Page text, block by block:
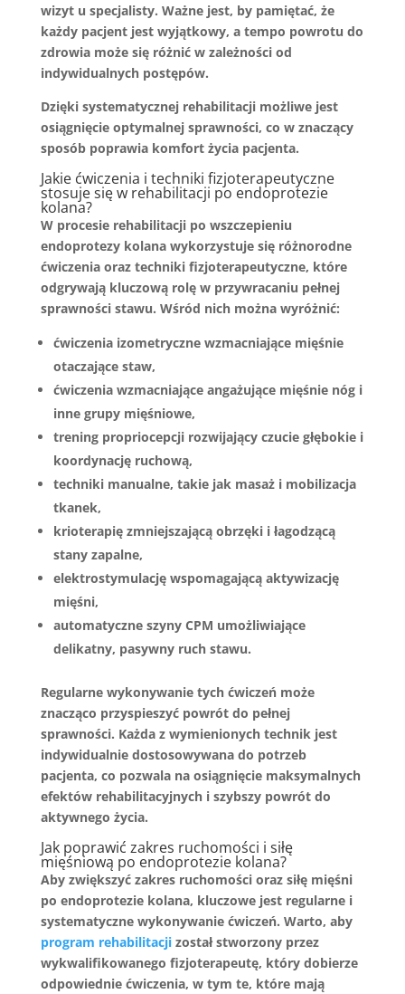
wizytu specjalisty. Ważne jest, by pamiętać, że
każdy pacjent jest wyjątkowy, a tempo powrotu do
zdrowiamoże się różnić w zależności od
indywidualnych postępów.
Dzięki systematycznej rehabilitacji możliwe jest
osiągnięcie optymalnej sprawności, co w znaczący
sposób poprawia komfort życia pacjenta.
Jakie ćwiczenia i techniki fizjoterapeutyczne
stosuje się w rehabilitacji po endoprotezie
kolana?
W procesie rehabilitacji po wszczepieniu
endoprotezy kolana wykorzystuje się różnorodne
ćwiczenia oraz techniki fizjoterapeutyczne, które
odgrywają kluczową rolę w przywracaniu pełnej
sprawności stawu. Wśród nich można wyróżnić:
ćwiczenia izometryczne wzmacniające mięśnie
otaczające staw,
ćwiczenia wzmacniające angażujące mięśnie nóg i
inne grupy mięśniowe,
trening propriocepcji rozwijający czucie głębokie i
koordynację ruchową,
techniki manualne, takie jak masaż i mobilizacja
tkanek,
krioterapię zmniejszającą obrzęki i łagodzącą
stany zapalne,
elektrostymulację wspomagającą aktywizację
mięśni,
automatyczne szyny CPM umożliwiające
delikatny, pasywny ruch stawu.
Regularne wykonywanie tych ćwiczeń może
znacząco przyspieszyć powrót do pełnej
sprawności. Każda z wymienionych technik jest
indywidualnie dostosowywana do potrzeb
pacjenta, co pozwala na osiągnięcie maksymalnych
efektów rehabilitacyjnych i szybszy powrót do
aktywnego życia.
Jak poprawić zakres ruchomości i siłę
mięśniową po endoprotezie kolana?
Aby zwiększyć zakres ruchomości oraz siłę mięśni
po endoprotezie kolana, kluczowe jest regularne i
systematyczne wykonywanie ćwiczeń. Warto, aby
program rehabilitacjizostał stworzony przez
wykwalifikowanego fizjoterapeutę, który dobierze
odpowiednie ćwiczenia, w tym te, które mają